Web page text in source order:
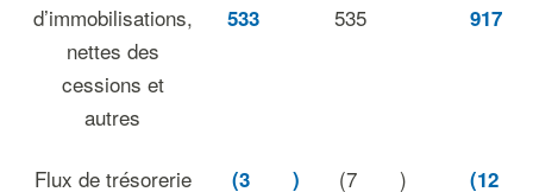
d’immobilisations,
nettes des
cessions et
autres
533
535
917
Flux de trésorerie
(3
)
(7
)
(12